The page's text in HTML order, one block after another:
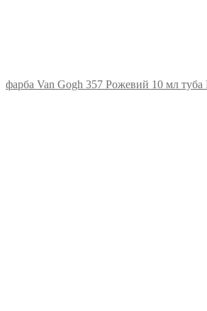
фарба Van Gogh 357 Рожевий 10 мл туба